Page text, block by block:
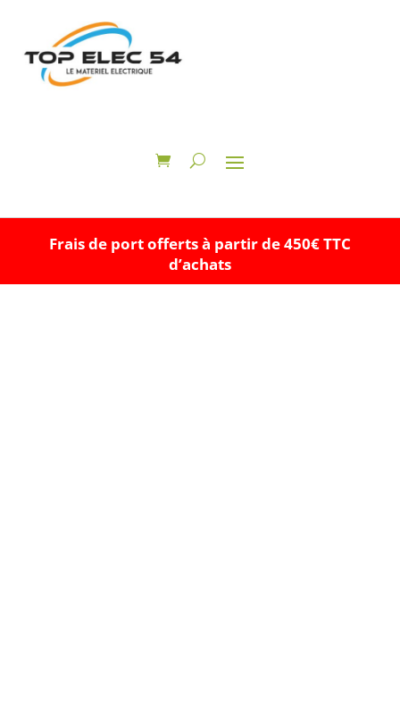
Frais de port offerts à partir de 450€ TTC
d’achats